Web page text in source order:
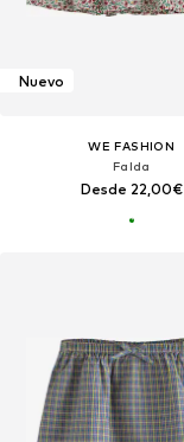
Nuevo
WE FASHION
Falda
Desde 22,00€